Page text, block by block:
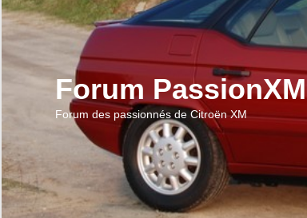
Forum PassionXM
Forum des passionnés de Citroën XM